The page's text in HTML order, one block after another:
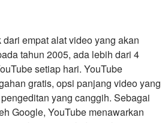
empat alat video yang akan
tahun 2005, ada lebih dari 4
setiap hari. YouTube
gratis, opsi panjang video yang
yang canggih. Sebagai
Google, YouTube menawarkan